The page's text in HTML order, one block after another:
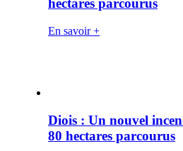
hectares parcourus
En savoir +
Diois : Un nouvel
80 hectares parcourus